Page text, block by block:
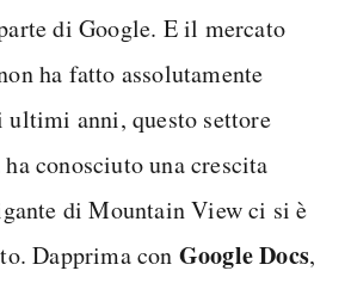
di Google. E il mercato
ha fatto assolutamente
ultimi anni, questo settore
conosciuto una crescita
di Mountain View ci si è
Dapprima con Google Docs,